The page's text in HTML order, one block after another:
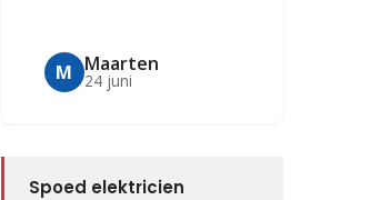
M Maarten
24 juni
Spoed elektricien